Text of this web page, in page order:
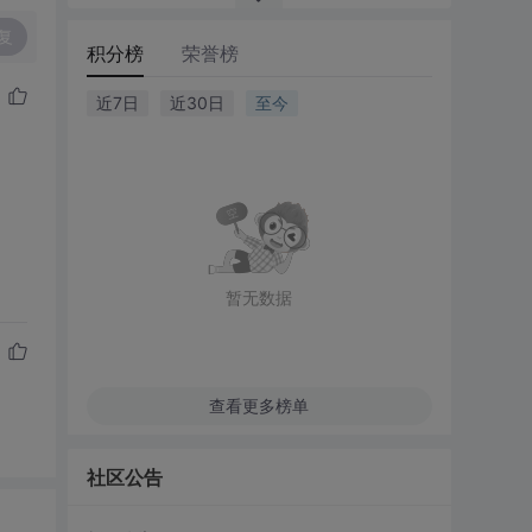
积分榜 荣誉榜
近7日 近30日 至今
暂无数据
查看更多榜单
社区公告